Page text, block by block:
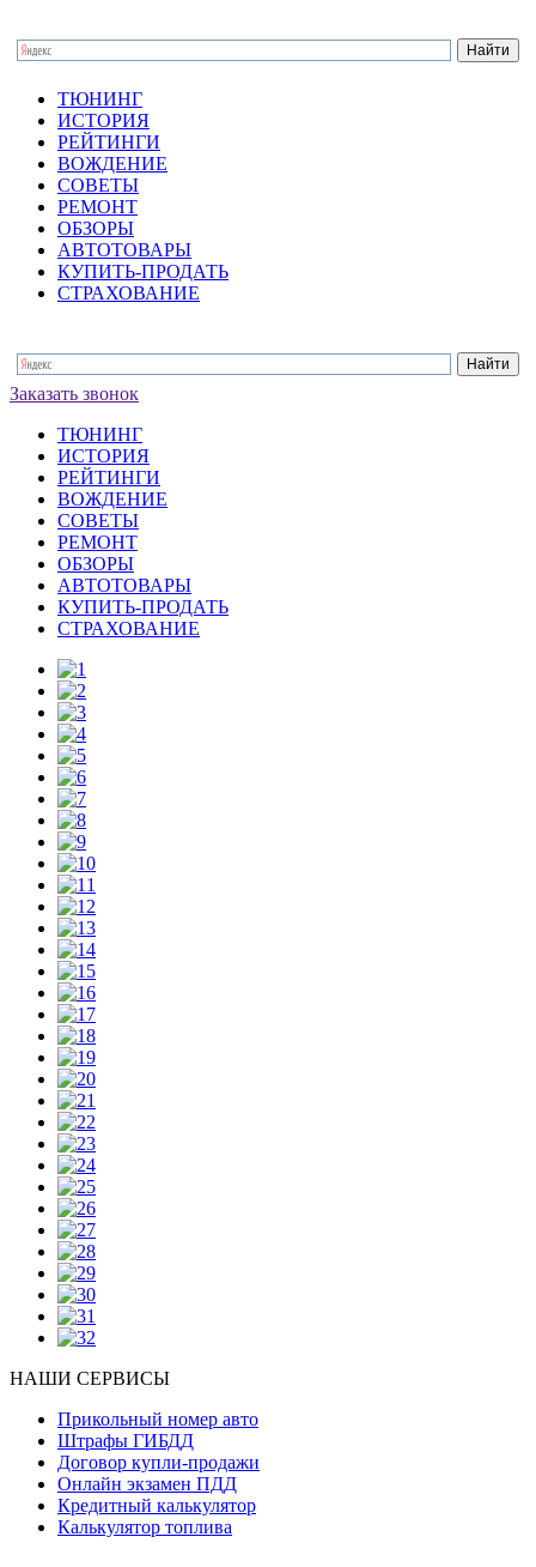
ТЮНИНГ
ИСТОРИЯ
РЕЙТИНГИ
ВОЖДЕНИЕ
СОВЕТЫ
РЕМОНТ
ОБЗОРЫ
АВТОТОВАРЫ
КУПИТЬ-ПРОДАТЬ
СТРАХОВАНИЕ
Заказать звонок
ТЮНИНГ
ИСТОРИЯ
РЕЙТИНГИ
ВОЖДЕНИЕ
СОВЕТЫ
РЕМОНТ
ОБЗОРЫ
АВТОТОВАРЫ
КУПИТЬ-ПРОДАТЬ
СТРАХОВАНИЕ
НАШИ СЕРВИСЫ
Прикольный номер авто
Штрафы ГИБДД
Договор купли-продажи
Онлайн экзамен ПДД
Кредитный калькулятор
Калькулятор топлива